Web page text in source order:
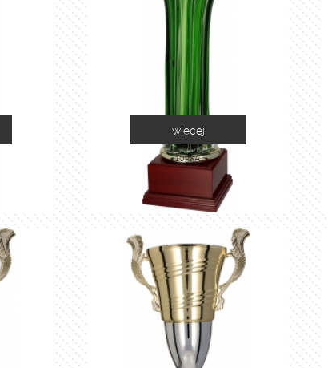
1035A
więcej